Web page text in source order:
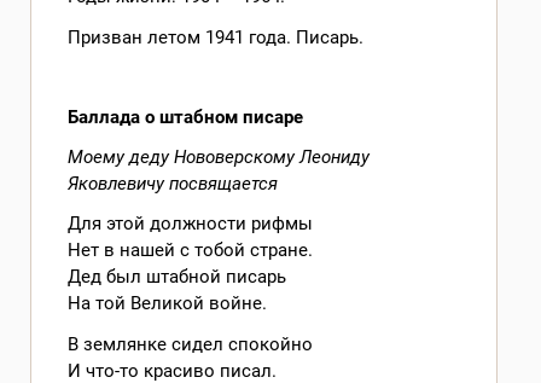
Призван летом 1941 года. Писарь.
Баллада о штабном писаре
Моему деду Нововерскому Леониду
Яковлевичу посвящается
Для этой должности рифмы
Нет в нашей с тобой стране.
Дед был штабной писарь
На той Великой войне.
В землянке сидел спокойно
И что-то красиво писал.